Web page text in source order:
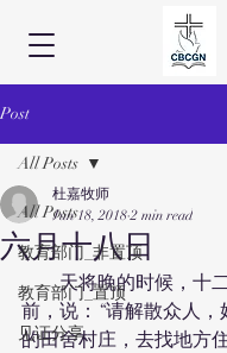
Post
All Posts
教育部门_非置顶
教育部门_置顶
见证分享
All Posts
六月十八日
杜嘉牧师
Jun 18, 2018 2 min read
天将晚的时候，十二
前，说：“请解散众人，
的田舍村庄，去找地方